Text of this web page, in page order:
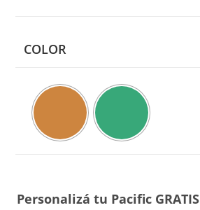
COLOR
Personalizá tu Pacific GRATIS